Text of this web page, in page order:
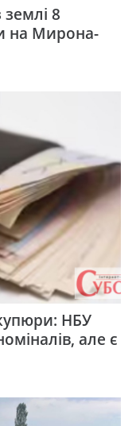
8
на Мирона-
НБУ
але є